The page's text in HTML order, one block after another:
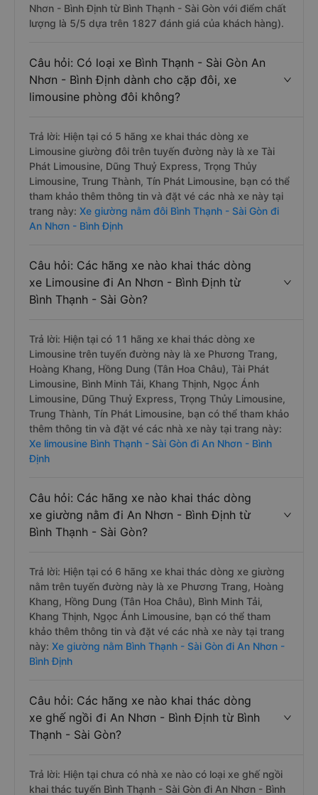
Nhơn - Bình Định từ Bình Thạnh - Sài Gòn với điểm chất
lượng là 5/5 dựa trên 1827 đánh giá của khách hàng).
Câu hỏi: Có loại xe Bình Thạnh - Sài Gòn An
Nhơn - Bình Định dành cho cặp đôi, xe
limousine phòng đôi không?
Trả lời: Hiện tại có 5 hãng xe khai thác dòng xe
Limousine giường đôi trên tuyến đường này là xe Tài
Phát Limousine, Dũng Thuỷ Express, Trọng Thủy
Limousine, Trung Thành, Tín Phát Limousine, bạn có thể
tham khảo thêm thông tin và đặt vé các nhà xe này tại
trang này: Xe giường nằm đôi Bình Thạnh - Sài Gòn đi
An Nhơn - Bình Định
Câu hỏi: Các hãng xe nào khai thác dòng
xe Limousine đi An Nhơn - Bình Định từ
Bình Thạnh - Sài Gòn?
Trả lời: Hiện tại có 11 hãng xe khai thác dòng xe
Limousine trên tuyến đường này là xe Phương Trang,
Hoàng Khang, Hồng Dung (Tân Hoa Châu), Tài Phát
Limousine, Bình Minh Tải, Khang Thịnh, Ngọc Ánh
Limousine, Dũng Thuỷ Express, Trọng Thủy Limousine,
Trung Thành, Tín Phát Limousine, bạn có thể tham khảo
thêm thông tin và đặt vé các nhà xe này tại trang này:
Xe limousine Bình Thạnh - Sài Gòn đi An Nhơn - Bình
Định
Câu hỏi: Các hãng xe nào khai thác dòng
xe giường nằm đi An Nhơn - Bình Định từ
Bình Thạnh - Sài Gòn?
Trả lời: Hiện tại có 6 hãng xe khai thác dòng xe giường
nằm trên tuyến đường này là xe Phương Trang, Hoàng
Khang, Hồng Dung (Tân Hoa Châu), Bình Minh Tải,
Khang Thịnh, Ngọc Ánh Limousine, bạn có thể tham
khảo thêm thông tin và đặt vé các nhà xe này tại trang
này: Xe giường nằm Bình Thạnh - Sài Gòn đi An Nhơn -
Bình Định
Câu hỏi: Các hãng xe nào khai thác dòng
xe ghế ngồi đi An Nhơn - Bình Định từ Bình
Thạnh - Sài Gòn?
Trả lời: Hiện tại chưa có nhà xe nào có loại xe ghế ngồi
khai thác tuyến Bình Thạnh - Sài Gòn đi An Nhơn - Bình